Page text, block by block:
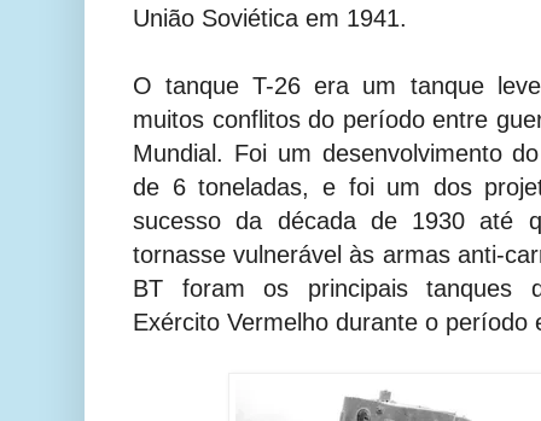
União Soviética em 1941.
O tanque T-26 era um tanque
muitos conflitos do período entre
Mundial. Foi um desenvolvimento
de 6 toneladas, e foi um dos
sucesso da década de 1930 até
tornasse vulnerável às armas anti-
BT foram os principais tanques
Exército Vermelho durante o período